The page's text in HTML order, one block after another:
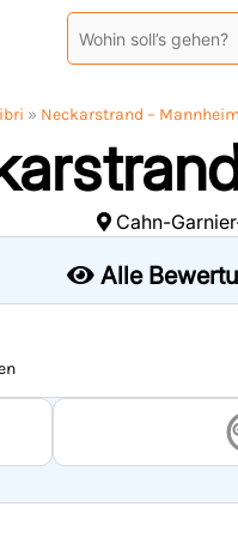
» Neckarstrand – Mannheim
Cahn-
Alle